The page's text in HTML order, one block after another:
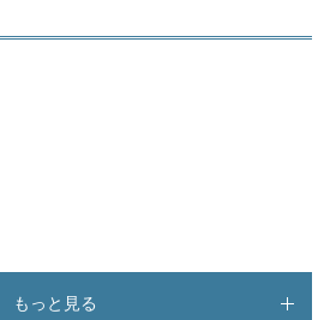
もっと見る